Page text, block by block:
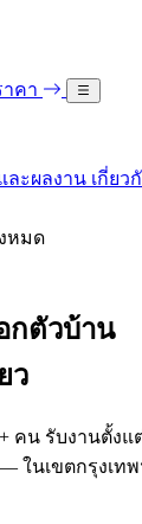
คา
ละผลงาน เกี่ยว
หมด
กตัวบ้าน
ว
คน รับงานตั้งแ
ในเขตกรุงเท